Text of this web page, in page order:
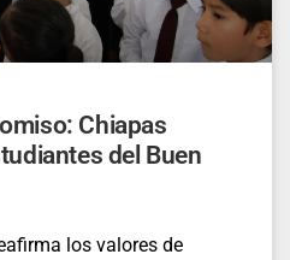
Chiapas
del Buen
los valores de